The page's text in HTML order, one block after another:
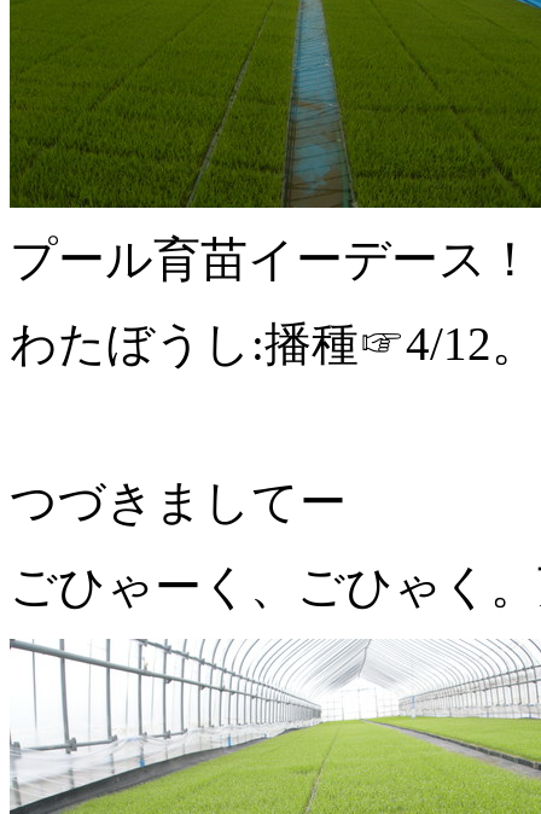
プール育苗イーデース
わたぼうし:播種☞4/12
つづきましてー
ごひゃーく、ごひゃく